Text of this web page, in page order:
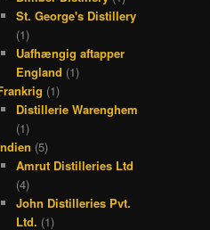
St. George's Distillery
(1)
Uafhængig aftapper
England (1)
(1)
Distillerie Warenghem
(1)
(5)
Amrut Distilleries Ltd
(4)
John Distilleries Pvt.
Ltd. (1)